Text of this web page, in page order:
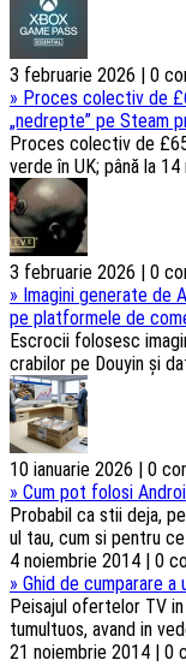
3 februarie 2026 | 0
» Proces colectiv de
„nedrepte” pe Steam
Proces colectiv de
verde în UK; până la 14
3 februarie 2026 | 0
» Imagini generate de
pe platformele de
Escrocii folosesc
crabilor pe Douyin și
10 ianuarie 2026 | 0
» Cum pot folosi
Probabil ca stii deja,
ul tau, cum si pentru
4 noiembrie 2014 | 0
» Ghid de cumparare a
Peisajul ofertelor TV
tumultuos, avand in
21 noiembrie 2014 | 0